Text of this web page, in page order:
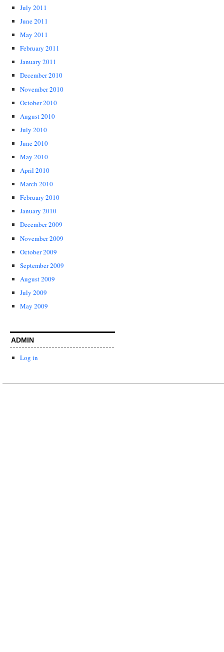
July 2011
June 2011
May 2011
February 2011
January 2011
December 2010
November 2010
October 2010
August 2010
July 2010
June 2010
May 2010
April 2010
March 2010
February 2010
January 2010
December 2009
November 2009
October 2009
September 2009
August 2009
July 2009
May 2009
ADMIN
Log in